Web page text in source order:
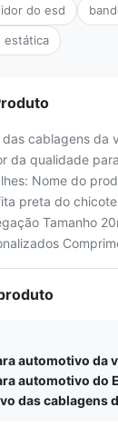
do esd
estática
cablagens da
da qualidade
Nome do
preta do
Tamanho
automotivo da
automotivo do
das cablagens